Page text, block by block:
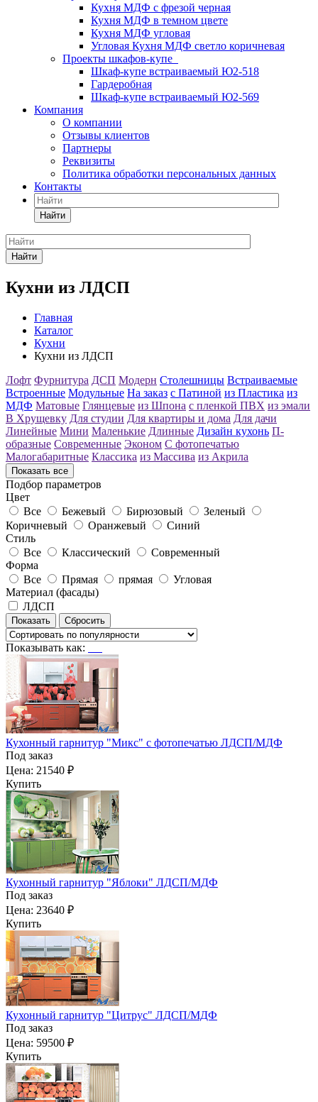
Кухня МДФ с фрезой черная
Кухня МДФ в темном цвете
Кухня МДФ угловая
Угловая Кухня МДФ светло коричневая
Проекты шкафов-купе
Шкаф-купе встраиваемый Ю2-518
Гардеробная
Шкаф-купе встраиваемый Ю2-569
Компания
О компании
Отзывы клиентов
Партнеры
Реквизиты
Политика обработки персональных данных
Контакты
Найти
Найти
Кухни из ЛДСП
Главная
Каталог
Кухни
Кухни из ЛДСП
Лофт Фурнитура ДСП Модерн Столешницы Встраиваемые
Встроенные Модульные На заказ с Патиной из Пластика из
МДФ Матовые Глянцевые из Шпона с пленкой ПВХ из эмали
В Хрущевку Для студии Для квартиры и дома Для дачи
Линейные Мини Маленькие Длинные Дизайн кухонь П-
образные Современные Эконом С фотопечатью
Малогабаритные Классика из Массива из Акрила
Показать все
Подбор параметров
Цвет
Все
Бежевый Бирюзовый
Зеленый
Коричневый
Оранжевый
Синий
Стиль
Все
Классический
Современный
Форма
Все
Прямая прямая
Угловая
Материал (фасады)
ЛДСП
Показывать как:
Кухонный гарнитур "Микс" с фотопечатью ЛДСП/МДФ
Под заказ
Цена: 21540 ₽
Купить
Кухонный гарнитур "Яблоки" ЛДСП/МДФ
Под заказ
Цена: 23640 ₽
Купить
Кухонный гарнитур "Цитрус" ЛДСП/МДФ
Под заказ
Цена: 59500 ₽
Купить